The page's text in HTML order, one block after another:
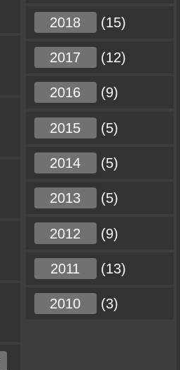
2018 (15)
2017 (12)
2016 (9)
2015 (5)
2014 (5)
2013 (5)
2012 (9)
2011 (13)
2010 (3)